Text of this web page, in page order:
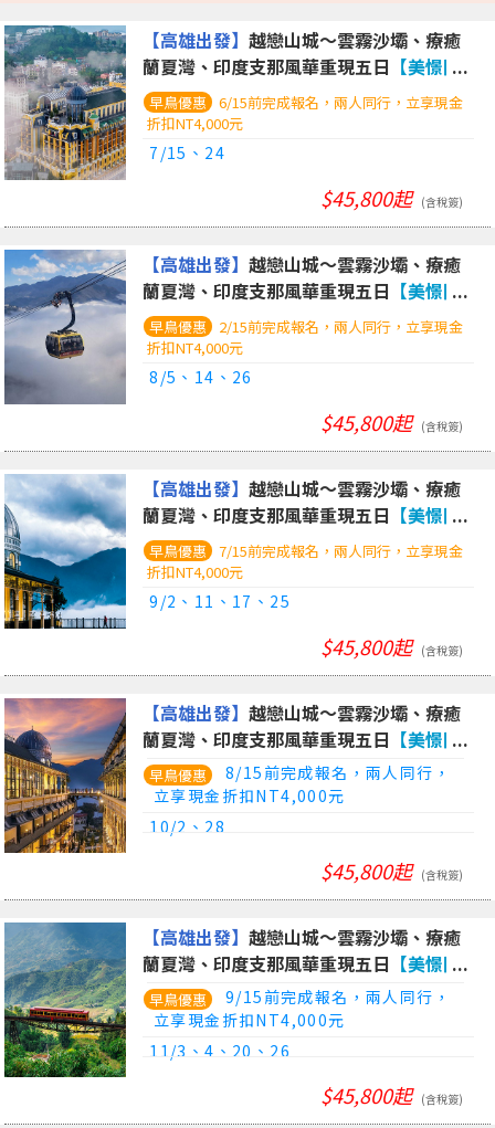
【高雄出發】越戀山城～雲霧沙壩、療癒
蘭夏灣、印度支那風華重現五日 【美憬閣
穹頂飯店、印度支那遊輪、夜臥火車體
驗】
7/15、24
6/15前完成報名，兩人同行，立享現金
折扣NT4,000元
$45,800起 (含稅簽)
【高雄出發】越戀山城～雲霧沙壩、療癒
蘭夏灣、印度支那風華重現五日 【美憬閣
穹頂飯店、印度支那遊輪、夜臥火車體
驗】
8/5、14、26
2/15前完成報名，兩人同行，立享現金
折扣NT4,000元
$45,800起 (含稅簽)
【高雄出發】越戀山城～雲霧沙壩、療癒
蘭夏灣、印度支那風華重現五日 【美憬閣
穹頂飯店、印度支那遊輪、夜臥火車體
驗】
9/2、11、17、25
7/15前完成報名，兩人同行，立享現金
折扣NT4,000元
$45,800起 (含稅簽)
【高雄出發】越戀山城～雲霧沙壩、療癒
蘭夏灣、印度支那風華重現五日 【美憬閣
穹頂飯店、印度支那遊輪、夜臥火車體
驗】
10/2、28
8/15前完成報名，兩人同行，
立享現金折扣NT4,000元
$45,800起 (含稅簽)
【高雄出發】越戀山城～雲霧沙壩、療癒
蘭夏灣、印度支那風華重現五日 【美憬閣
穹頂飯店、印度支那遊輪、夜臥火車體
驗】
11/3、4、20、26
9/15前完成報名，兩人同行，
立享現金折扣NT4,000元
$45,800起 (含稅簽)